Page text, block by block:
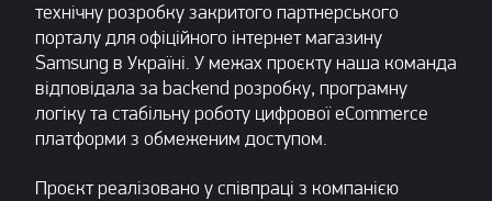
технічну розробку закритого партнерського
порталу для офіційного інтернет магазину
Samsung в Україні. У межах проєкту наша команда
відповідала за backend розробку, програмну
логіку та стабільну роботу цифрової eCommerce
платформи з обмеженим доступом.
Проєкт реалізовано у співпраці з компанією